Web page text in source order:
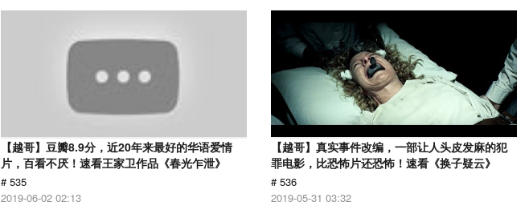
【越哥】豆瓣8.9分，近20年来最好的华语爱情
片，百看不厌！速看王家卫作品《春光乍泄》
# 535
2019-06-02 02:13
【越哥】真实事件改编，一部让人头皮发麻的犯
罪电影，比恐怖片还恐怖！速看《换子疑云》
# 536
2019-05-31 03:32